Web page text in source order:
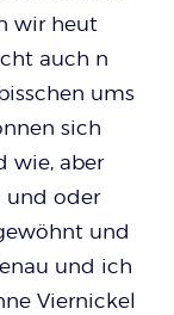
wir heut
auch n
ums
sich
wie, aber
und oder
und
und ich
Viernickel